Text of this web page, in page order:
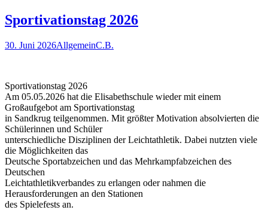
Sportivationstag 2026
30. Juni 2026AllgemeinC.B.
Sportivationstag 2026
Am 05.05.2026 hat die Elisabethschule wieder mit einem
Großaufgebot am Sportivationstag
in Sandkrug teilgenommen. Mit größter Motivation absolvierten die
Schülerinnen und Schüler
unterschiedliche Disziplinen der Leichtathletik. Dabei nutzten viele
die Möglichkeiten das
Deutsche Sportabzeichen und das Mehrkampfabzeichen des
Deutschen
Leichtathletikverbandes zu erlangen oder nahmen die
Herausforderungen an den Stationen
des Spielefests an.